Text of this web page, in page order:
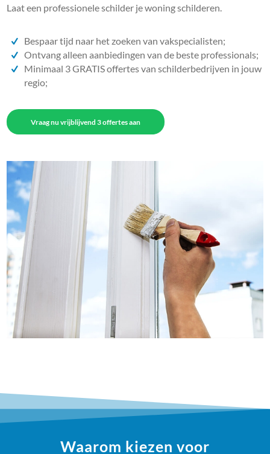
Laat een professionele schilder je woning schilderen.
Bespaar tijd naar het zoeken van vakspecialisten;
Ontvang alleen aanbiedingen van de beste professionals;
Minimaal 3 GRATIS offertes van schilderbedrijven in jouw
regio;
Vraag nu vrijblijvend 3 offertes aan
Waarom kiezen voor